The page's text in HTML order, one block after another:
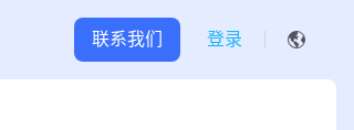
联系我们 登录